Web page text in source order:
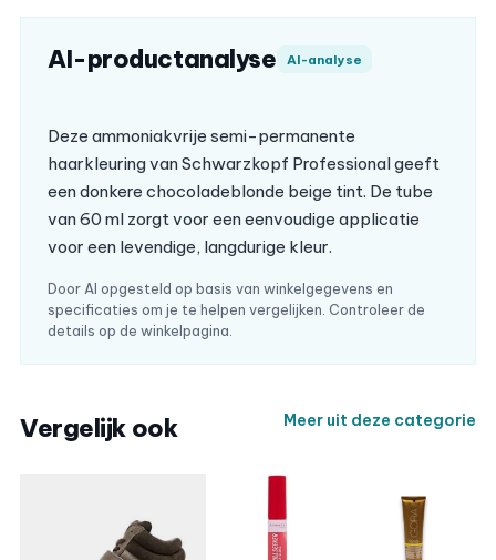
AI-productanalyse AI-analyse
Deze ammoniakvrije semi-permanente
haarkleuring van Schwarzkopf Professional geeft
een donkere chocoladeblonde beige tint. De tube
van 60 ml zorgt voor een eenvoudige applicatie
voor een levendige, langdurige kleur.
Door AI opgesteld op basis van winkelgegevens en
specificaties om je te helpen vergelijken. Controleer de
details op de winkelpagina.
Vergelijk ook Meer uit deze categorie